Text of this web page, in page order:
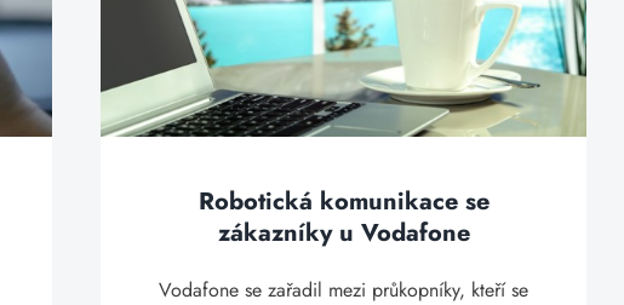
Robotická komunikace se
zákazníky u Vodafone
Vodafone se zařadil mezi průkopníky, kteří se